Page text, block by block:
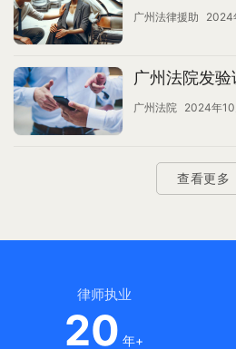
广州法律援助 2024
广州法院发
广州法院 2024年10
查看更多
律师执业
20 年+